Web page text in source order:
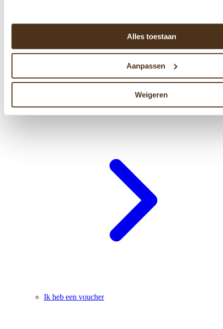
Alles toestaan
Aanpassen
Weigeren
Cadeaubon
Ik heb een voucher